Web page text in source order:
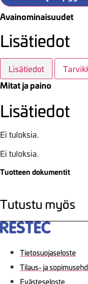
Avainominaisuudet
Lisätiedot
Lisätiedot
Mitat ja paino
Lisätiedot
Ei tuloksia.
Ei tuloksia.
Tuotteen dokumentit
Tutustu myös
Tietosuojaseloste
Tilaus- ja
Evästeseloste